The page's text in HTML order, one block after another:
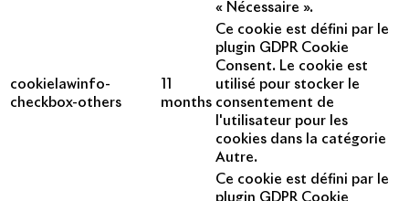
« Nécessaire ».
cookielawinfo-
checkbox-others
months
Ce cookie est défini par le
plugin GDPR Cookie
Consent. Le cookie est
utilisé pour stocker le
consentement de
l'utilisateur pour les
cookies dans la catégorie
Autre.
Ce cookie est défini par le
plugin GDPR Cookie